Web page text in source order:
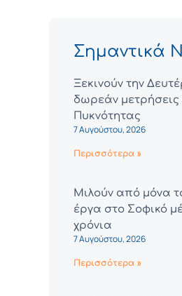
Σημαντικά
Ξεκινούν την
δωρεάν μετρήσεις
Πυκνότητας
7 Αυγούστου, 2026
Περισσότερα »
Μιλούν από μόνα
έργα στο Σοφικό
χρόνια
7 Αυγούστου, 2026
Περισσότερα »